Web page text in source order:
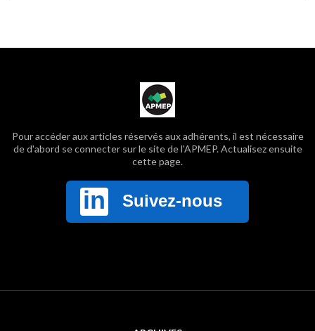
Pour accéder aux articles réservés aux adhérents, il est nécessaire
de d'abord se connecter sur le site de l'APMEP. Actualisez ensuite
cette page.